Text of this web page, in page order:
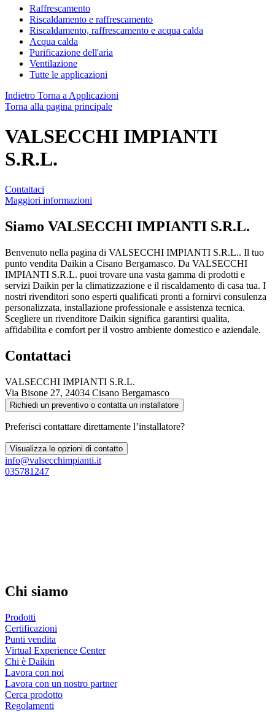
Raffrescamento
Riscaldamento e raffrescamento
Riscaldamento, raffrescamento e acqua calda
Acqua calda
Purificazione dell'aria
Ventilazione
Tutte le applicazioni
Indietro Torna a Applicazioni
Torna alla pagina principale
VALSECCHI IMPIANTI
S.R.L.
Contattaci
Maggiori informazioni
Siamo VALSECCHI IMPIANTI S.R.L.
Benvenuto nella pagina di VALSECCHI IMPIANTI S.R.L.. Il tuo
punto vendita Daikin a Cisano Bergamasco. Da VALSECCHI
IMPIANTI S.R.L. puoi trovare una vasta gamma di prodotti e
servizi Daikin per la climatizzazione e il riscaldamento di casa tua. I
nostri rivenditori sono esperti qualificati pronti a fornirvi consulenza
personalizzata, installazione professionale e assistenza tecnica.
Scegliere un rivenditore Daikin significa garantirsi qualita,
affidabilita e comfort per il vostro ambiente domestico e aziendale.
Contattaci
VALSECCHI IMPIANTI S.R.L.
Via Bisone 27, 24034 Cisano Bergamasco
Richiedi un preventivo o contatta un installatore
Preferisci contattare direttamente l’installatore?
Visualizza le opzioni di contatto
info@valsecchimpianti.it
035781247
Chi siamo
Prodotti
Certificazioni
Punti vendita
Virtual Experience Center
Chi è Daikin
Lavora con noi
Lavora con un nostro partner
Cerca prodotto
Regolamenti